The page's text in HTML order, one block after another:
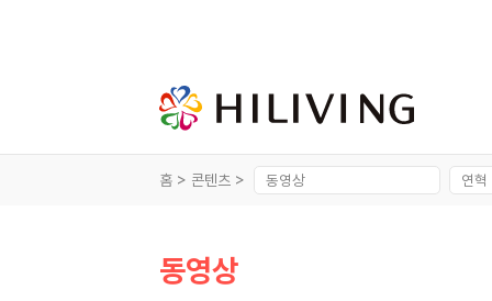
홈 > 콘텐츠 >
동영상